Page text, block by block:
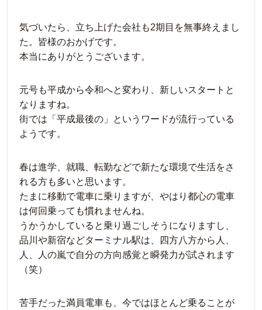
気づいたら、立ち上げた会社も2期目を無事終えまし
た。皆様のおかげです。
本当にありがとうございます。
元号も平成から令和へと変わり、新しいスタートと
なりますね。
街では「平成最後の」というワードが流行っている
ようです。
春は進学、就職、転勤などで新たな環境で生活をさ
れる方も多いと思います。
たまに移動で電車に乗りますが、やはり都心の電車
は何回乗っても慣れませんね。
うかうかしていると乗り過ごしそうになりますし、
品川や新宿などターミナル駅は、四方八方から人、
人、人の嵐で自分の方向感覚と瞬発力が試されます
（笑）
苦手だった満員電車も、今ではほとんど乗ることが